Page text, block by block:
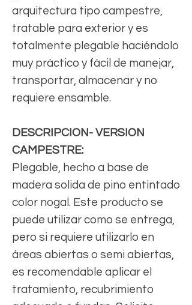
arquitectura tipo campestre,
tratable para exterior y es
totalmente plegable haciéndolo
muy práctico y fácil de manejar,
transportar, almacenar y no
requiere ensamble.
DESCRIPCION- VERSION
CAMPESTRE:
Plegable, hecho a base de
madera solida de pino entintado
color nogal. Este producto se
puede utilizar como se entrega,
pero si requiere utilizarlo en
áreas abiertas o semi abiertas,
es recomendable aplicar el
tratamiento, recubrimiento